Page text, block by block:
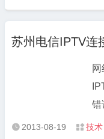
特
态
；
苏州电信IPTV连
错
单
 2013-08-19  技术